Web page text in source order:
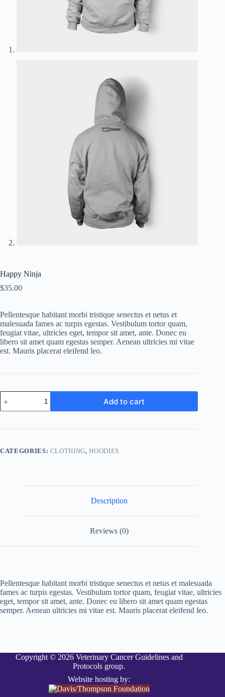
Happy Ninja
$35.00
Pellentesque habitant morbi tristique senectus et netus et
malesuada fames ac turpis egestas. Vestibulum tortor quam,
feugiat vitae, ultricies eget, tempor sit amet, ante. Donec eu
libero sit amet quam egestas semper. Aenean ultricies mi vitae
est. Mauris placerat eleifend leo.
Happy
Ninja
quantity
Add to cart
r
CATEGORIES: CLOTHING,HOODIES
Description
Reviews (0)
Pellentesque habitant morbi tristique senectus et netus et malesuada
fames ac turpis egestas. Vestibulum tortor quam, feugiat vitae, ultricies
eget, tempor sit amet, ante. Donec eu libero sit amet quam egestas
semper. Aenean ultricies mi vitae est. Mauris placerat eleifend leo.
Copyright © 2026 Veterinary Cancer Guidelines and
Protocols group.
Website hosting by: